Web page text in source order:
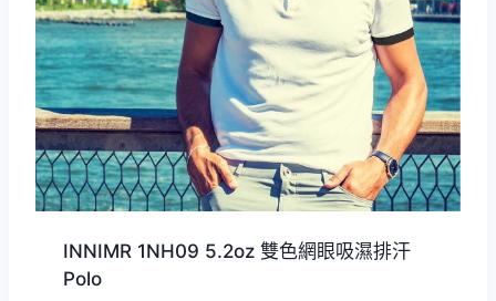
INNIMR 1NH09 5.2oz 雙色網眼吸濕排汗
Polo